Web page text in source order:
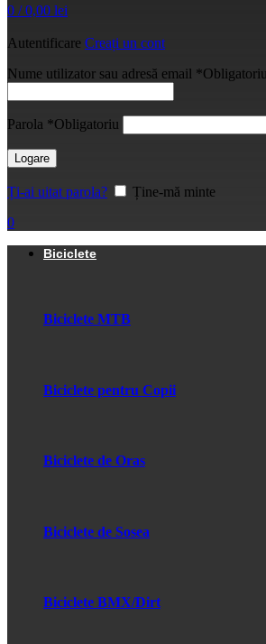
0 / 0,00 lei
Autentificare Creați un cont
Nume utilizator sau adresă email *Obligatoriu
Parola *Obligatoriu
Logare
Ți-ai uitat parola?
Ține-mă minte
0
Biciclete
Biciclete MTB
Biciclete pentru Copii
Biciclete de Oras
Biciclete de Sosea
Biciclete BMX/Dirt